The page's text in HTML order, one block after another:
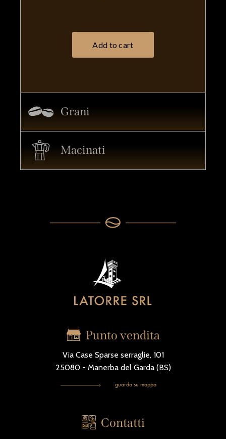
Grani
Macinati
Punto vendita
Via Case Sparse serraglie, 101
25080 - Manerba del Garda (BS)
guarda su mappa
Contatti